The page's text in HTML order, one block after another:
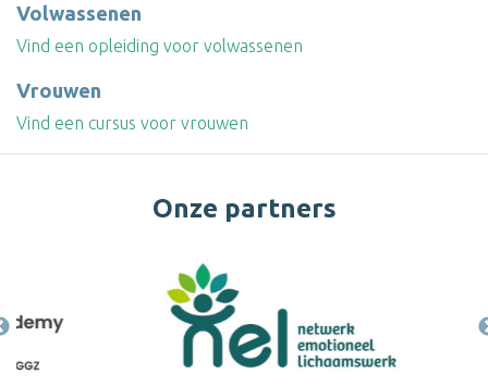
Volwassenen
Vind een opleiding voor volwassenen
Vrouwen
Vind een cursus voor vrouwen
Onze partners